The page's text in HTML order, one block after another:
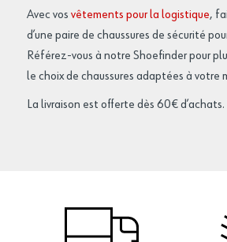
Avec vos vêtements pour la logistique,
d’une paire de chaussures de sécurité
Référez-vous à notre Shoefinder pour
le choix de chaussures adaptées à votre
La livraison est offerte dès 60€